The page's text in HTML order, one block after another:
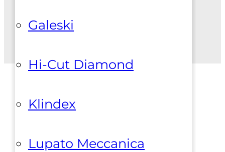
Galeski
Hi-Cut Diamond
Klindex
Lupato Meccanica